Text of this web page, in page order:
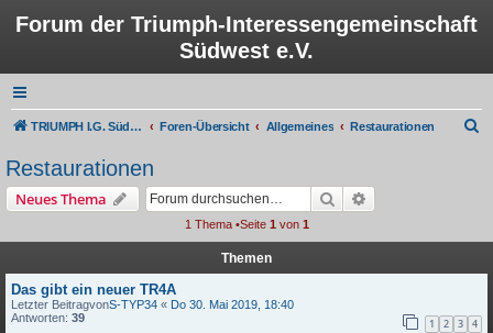
Forum der Triumph-Interessengemeinschaft
Südwest e.V.
TRIUMPH I.G. Südwest e.V. Foren-Übersicht Allgemeines Restaurationen
Restaurationen
Neues Thema Suche
1 Thema •Seite 1 von 1
Themen
Das gibt ein neuer TR4A
Letzter BeitragvonS-TYP34 « Do 30. Mai 2019, 18:40
Antworten: 39 1 2 3 4